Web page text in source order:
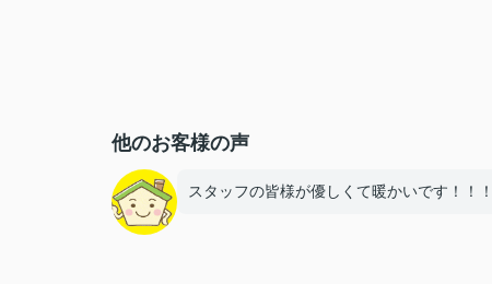
他のお客様の声
スタッフの皆様が優しくて暖かいです！！！